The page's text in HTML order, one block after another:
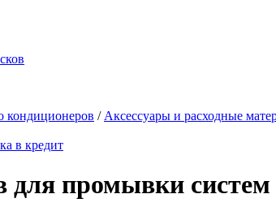
кондиционеров / Аксессуары и расходные
в кредит
для промывки